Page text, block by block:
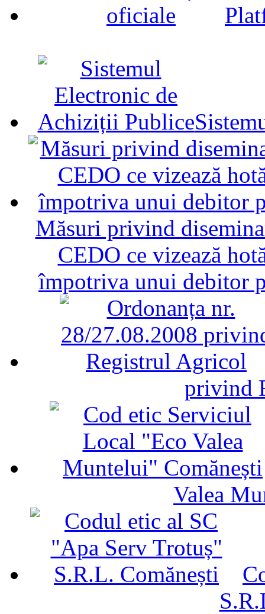
Măsuri privind
CEDO ce vizează
împotriva unui debitor
privind
Valea